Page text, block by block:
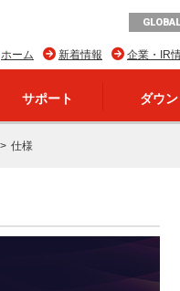
企業・IR
新着情報
ホーム
サポート ダウ
仕様